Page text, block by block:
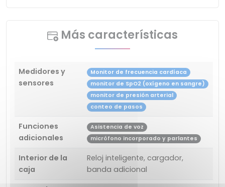
Más características
Medidores y
sensores
Monitor de frecuencia cardíaca
monitor de SpO2 (oxígeno en sangre)
monitor de presión arterial
conteo de pasos
Funciones
adicionales
Asistencia de voz
micrófono incorporado y parlantes
Interior de la
caja
Reloj inteligente, cargador,
banda adicional